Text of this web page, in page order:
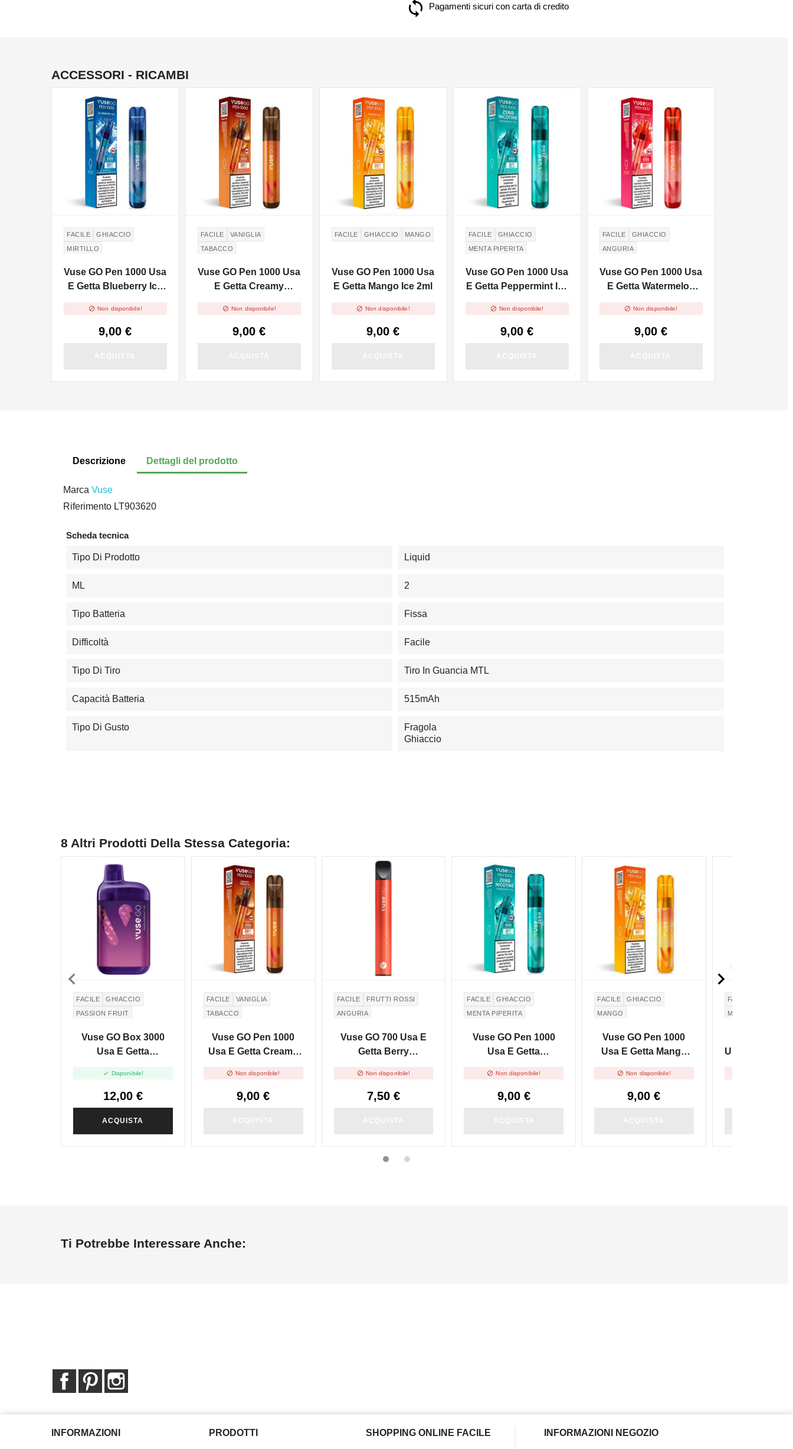
Pagamenti sicuri con carta di credito
ACCESSORI - RICAMBI
FACILE
GHIACCIO
MIRTILLO
Vuse GO Pen 1000 Usa
E Getta Blueberry Ice
 Non disponibile!
9,00 €
NON DISPONIBILE
FACILE
VANIGLIA
TABACCO
Vuse GO Pen 1000 Usa
E Getta Creamy
 Non disponibile!
9,00 €
NON DISPONIBILE
FACILE GHIACCIO MANGO
Vuse GO Pen 1000 Usa
E Getta Mango Ice 2ml
 Non disponibile!
9,00 €
NON DISPONIBILE
FACILE
GHIACCIO
MENTA PIPERITA
Vuse GO Pen 1000 Usa
E Getta Peppermint Ice
 Non disponibile!
9,00 €
NON DISPONIBILE
FACILE
GHIACCIO
ANGURIA
Vuse GO Pen 1000 Usa
E Getta Watermelon
 Non disponibile!
9,00 €
NON DISPONIBILE
Descrizione Dettagli del prodotto
Marca Vuse
Riferimento LT903620
Scheda tecnica
Tipo Di Prodotto Liquid
ML 2
Tipo Batteria Fissa
Difficoltà Facile
Tipo Di Tiro Tiro In Guancia MTL
Capacità Batteria 515mAh
Tipo Di Gusto
Fragola
Ghiaccio
8 Altri Prodotti Della Stessa Categoria:
FACILE
GHIACCIO
PASSION FRUIT
Vuse GO Box 3000
Usa E Getta
 Disponibile!
12,00 €
ACQUISTA
FACILE
VANIGLIA
TABACCO
Vuse GO Pen 1000
Usa E Getta Creamy
 Non disponibile!
9,00 €
NON DISPONIBILE
FACILE
FRUTTI ROSSI
ANGURIA
Vuse GO 700 Usa E
Getta Berry
 Non disponibile!
7,50 €
NON DISPONIBILE
FACILE
GHIACCIO
MENTA PIPERITA
Vuse GO Pen 1000
Usa E Getta
 Non disponibile!
9,00 €
NON DISPONIBILE
FACILE
GHIACCIO
MANGO
Vuse GO Pen 1000
Usa E Getta Mango
 Non disponibile!
9,00 €
NON DISPONIBILE
FACILE
MIRTILLO
Usa E Getta
 
Ti Potrebbe Interessare Anche:
FacebookPinterest
INFORMAZIONI PRODOTTI SHOPPING ONLINE FACILE INFORMAZIONI NEGOZIO